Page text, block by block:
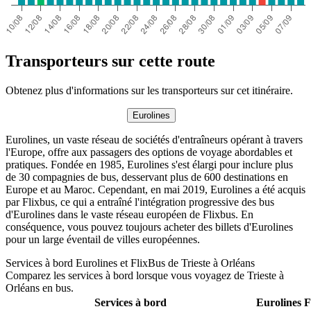
Transporteurs sur cette route
Obtenez plus d'informations sur les transporteurs sur cet itinéraire.
Eurolines
Eurolines, un vaste réseau de sociétés d'entraîneurs opérant à travers
l'Europe, offre aux passagers des options de voyage abordables et
pratiques. Fondée en 1985, Eurolines s'est élargi pour inclure plus
de 30 compagnies de bus, desservant plus de 600 destinations en
Europe et au Maroc. Cependant, en mai 2019, Eurolines a été acquis
par Flixbus, ce qui a entraîné l'intégration progressive des bus
d'Eurolines dans le vaste réseau européen de Flixbus. En
conséquence, vous pouvez toujours acheter des billets d'Eurolines
pour un large éventail de villes européennes.
Services à bord Eurolines et FlixBus de Trieste à Orléans
Comparez les services à bord lorsque vous voyagez de Trieste à
Orléans en bus.
Services à bord
Eurolines